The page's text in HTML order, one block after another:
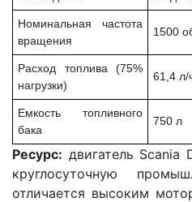
Номинальная частота
вращения
1500
Расход топлива (75%
нагрузки)
61,4 л/
Емкость топливного
бака
750 л
Ресурс: двигатель Scania
круглосуточную
отличается высоким